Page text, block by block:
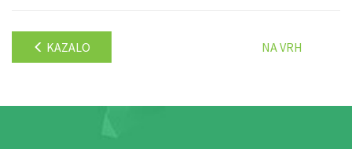
KAZALO NA VRH